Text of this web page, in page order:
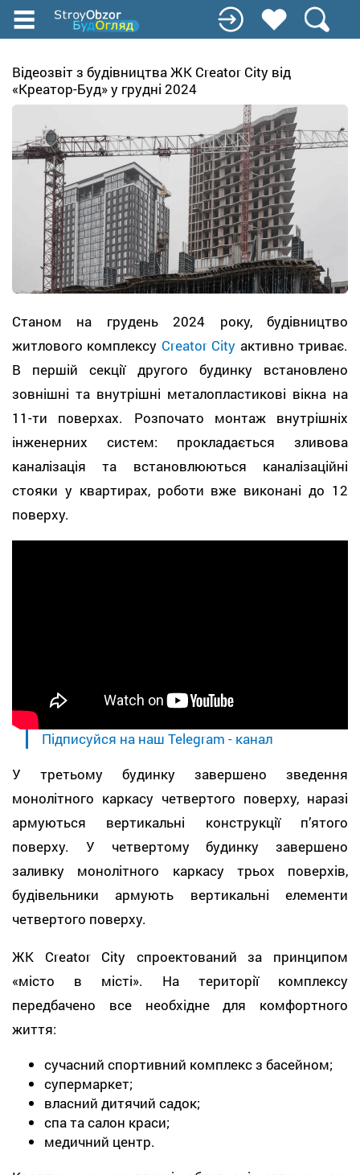
Перейти
до
вмісту
Відеозвіт з будівництва ЖК Creator City від
«Креатор-Буд» у грудні 2024
Станом на грудень 2024 року, будівництво
житлового комплексу Creator City активно триває.
В першій секції другого будинку встановлено
зовнішні та внутрішні металопластикові вікна на
11-ти поверхах. Розпочато монтаж внутрішніх
інженерних систем: прокладається зливова
каналізація та встановлюються каналізаційні
стояки у квартирах, роботи вже виконані до 12
поверху.
Підписуйся на наш Telegram - канал
У третьому будинку завершено зведення
монолітного каркасу четвертого поверху, наразі
армуються вертикальні конструкції п’ятого
поверху. У четвертому будинку завершено
заливку монолітного каркасу трьох поверхів,
будівельники армують вертикальні елементи
четвертого поверху.
ЖК Creator City спроектований за принципом
«місто в місті». На території комплексу
передбачено все необхідне для комфортного
життя:
сучасний спортивний комплекс з басейном;
супермаркет;
власний дитячий садок;
спа та салон краси;
медичний центр.